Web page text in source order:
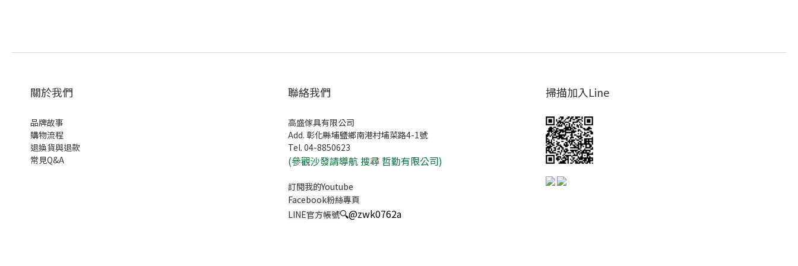
關於我們
品牌故事
購物流程
退換貨與退款
常見Q&A
聯絡我們
高盛傢具有限公司
Add. 彰化縣埔鹽鄉南港村埔菜路4-1號
Tel. 04-8850623
(參觀沙發請導航 搜尋 哲勤有限公司)
訂閱我的Youtube
Facebook粉絲專頁
LINE官方帳號🔍@zwk0762a
掃描加入Line